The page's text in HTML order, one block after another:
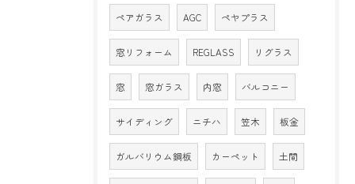
ペアガラス AGC ペヤプラス
窓リフォーム REGLASS リグラス
窓 窓ガラス 内窓 バルコニー
サイディング ニチハ 笠木 板金
ガルバリウム鋼板 カーペット 土間